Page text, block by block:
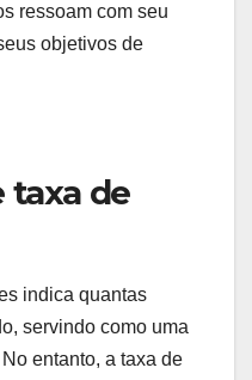
ressoam com seu
objetivos de
taxa de
indica quantas
servindo como uma
entanto, a taxa de